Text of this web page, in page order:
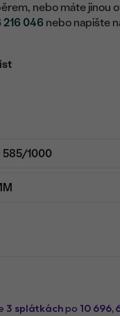
nebo máte jinou
216 046 nebo napište
585/1000